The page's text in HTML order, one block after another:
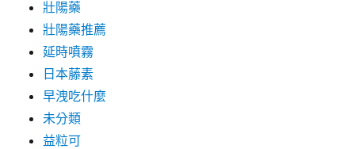
壯陽藥
壯陽藥推薦
延時噴霧
日本藤素
早洩吃什麼
未分類
益粒可